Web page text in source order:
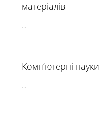
матеріалів
...
Комп’ютерні науки
...